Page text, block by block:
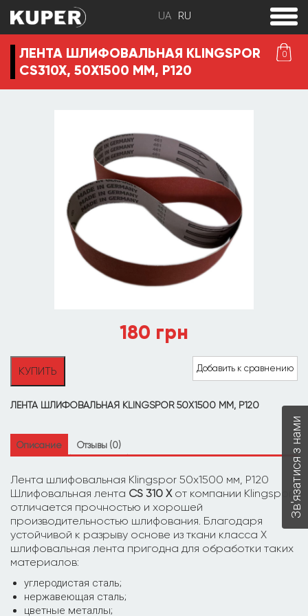
0
toggle
menu
ЛЕНТА ШЛИФОВАЛЬНАЯ KLINGSPOR
CS310X, 50Х1500 ММ, P120
180 грн
товара
Лента
шлифовальная
CS310X,
50х1500
мм,
КУПИТЬ
ЛЕНТА ШЛИФОВАЛЬНАЯ KLINGSPOR 50Х1500 ММ, P120
Добавить к сравнению
Описание Отзывы (0)
Лента шлифовальная Klingspor 50х1500 мм, P120
Шлифовальная лента CS 310 X от компании Klingspor
отличается прочностью и хорошей
производительностью шлифования. Благодаря
устойчивой к разрыву основе из ткани класса X
шлифовальная лента пригодна для обработки таких
материалов:
углеродистая сталь;
нержавеющая сталь;
цветные металлы;
Зв'язатися з нами